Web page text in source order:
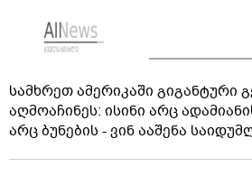
სამხრეთ ამერიკაში გიგანტური
აღმოაჩინეს: ისინი არც
არც ბუნების - ვინ ააშენა